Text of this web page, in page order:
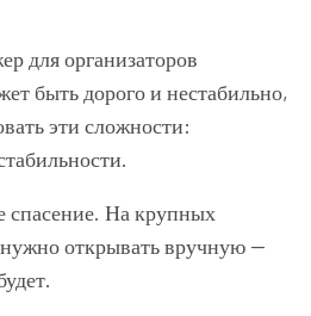
для организаторов
быть дорого и нестабильно,
эти сложности:
спасение. На крупных
открывать вручную —